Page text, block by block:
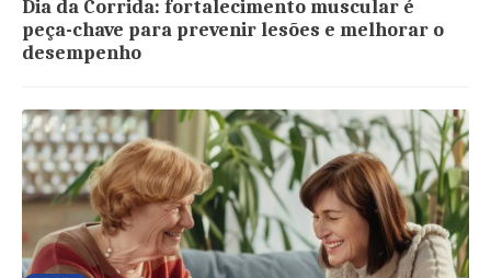
Dia da Corrida: fortalecimento muscular é
peça-chave para prevenir lesões e melhorar o
desempenho